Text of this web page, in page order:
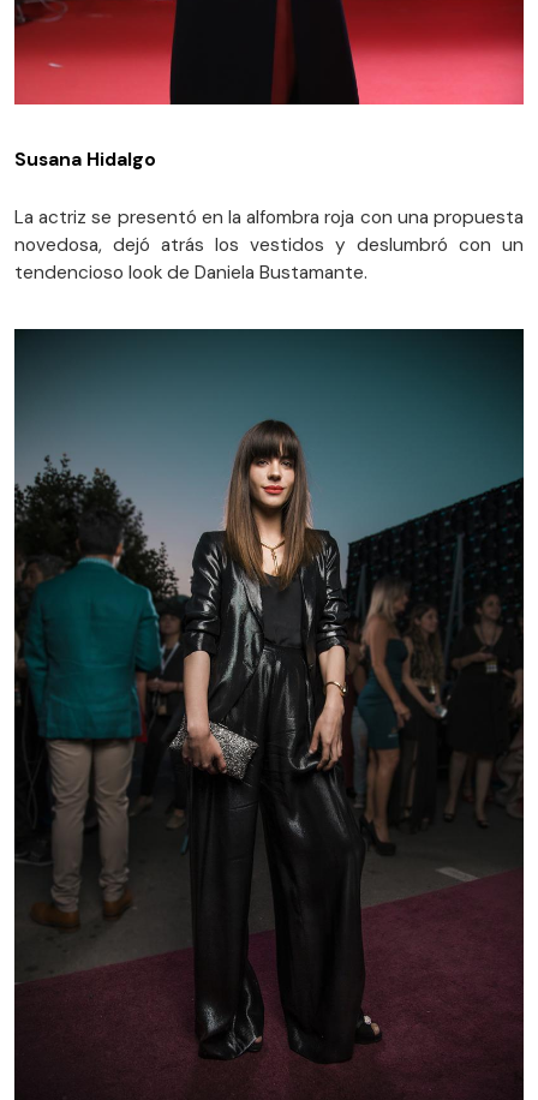
Susana Hidalgo
La actriz se presentó en la alfombra roja con una propuesta
novedosa, dejó atrás los vestidos y deslumbró con un
tendencioso look de Daniela Bustamante.